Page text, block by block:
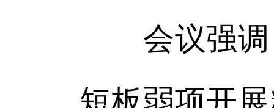
会议强调
短板弱项开